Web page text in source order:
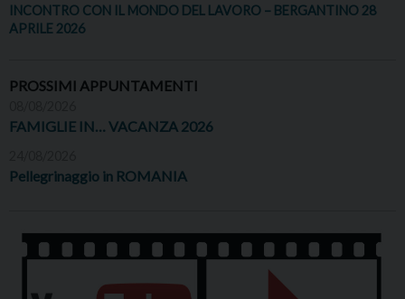
INCONTRO CON IL MONDO DEL LAVORO – BERGANTINO 28
APRILE 2026
PROSSIMI APPUNTAMENTI
FAMIGLIE IN… VACANZA 2026
Pellegrinaggio in ROMANIA